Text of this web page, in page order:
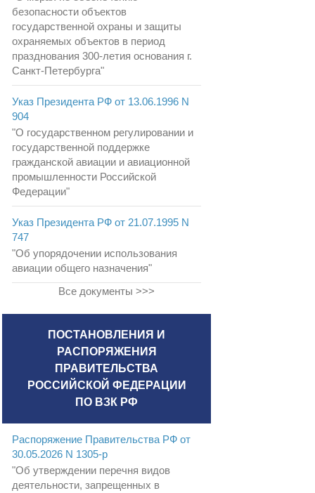
безопасности объектов
государственной охраны и защиты
охраняемых объектов в период
празднования 300-летия основания г.
Санкт-Петербурга"
Указ Президента РФ от 13.06.1996 N
904
"О государственном регулировании и
государственной поддержке
гражданской авиации и авиационной
промышленности Российской
Федерации"
Указ Президента РФ от 21.07.1995 N
747
"Об упорядочении использования
авиации общего назначения"
Все документы >>>
ПОСТАНОВЛЕНИЯ И
РАСПОРЯЖЕНИЯ
ПРАВИТЕЛЬСТВА
РОССИЙСКОЙ ФЕДЕРАЦИИ
ПО ВЗК РФ
Распоряжение Правительства РФ от
30.05.2026 N 1305-р
"Об утверждении перечня видов
деятельности, запрещенных в